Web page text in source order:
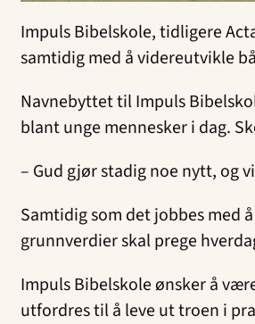
Impuls Bibelskole, tidligere
samtidig med å videreutvikle
Navnebyttet til Impuls
blant unge mennesker i dag.
– Gud gjør stadig noe nytt, og
Samtidig som det jobbes med
grunnverdier skal prege
Impuls Bibelskole ønsker å
utfordres til å leve ut troen i